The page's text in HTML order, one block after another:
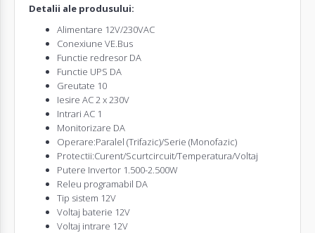
Detalii ale produsului:
Alimentare 12V/230VAC
Conexiune VE.Bus
Functie redresor DA
Functie UPS DA
Greutate 10
Iesire AC 2 x 230V
Intrari AC 1
Monitorizare DA
Operare:Paralel (Trifazic)/Serie (Monofazic)
Protectii:Curent/Scurtcircuit/Temperatura/Voltaj
Putere Invertor 1.500-2.500W
Releu programabil DA
Tip sistem 12V
Voltaj baterie 12V
Voltaj intrare 12V